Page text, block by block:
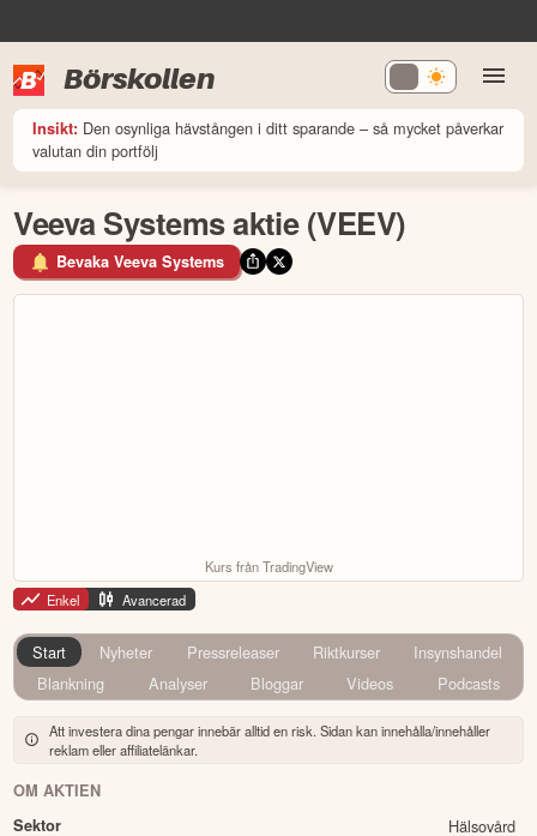
Börskollen
Insikt: Den osynliga hävstången i ditt sparande – så mycket påverkar
valutan din portfölj
Veeva Systems aktie (VEEV)
Bevaka Veeva Systems
Kurs från TradingView
Enkel
Avancerad
Start Nyheter Pressreleaser Riktkurser
Insynshandel
Blankning
Analyser Bloggar Videos Podcasts
Att investera dina pengar innebär alltid en risk. Sidan kan innehålla/innehåller
reklam eller affiliatelänkar.
OM AKTIEN
Sektor
Hälsovård